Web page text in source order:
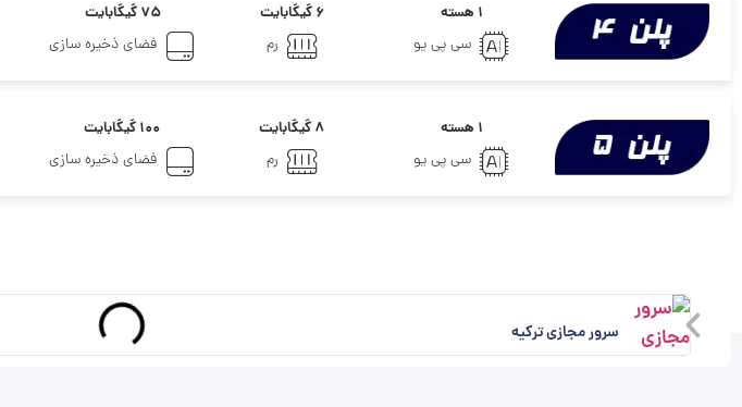
۱ هسته
سی پی یو
۶ گیگابایت
رم
۷۵ گیگابایت
فضای ذخیره سازی
۱ هسته
سی پی یو
۸ گیگابایت
رم
۱۰۰ گیگابایت
فضای ذخیره سازی
سرور مجازی ترکیه